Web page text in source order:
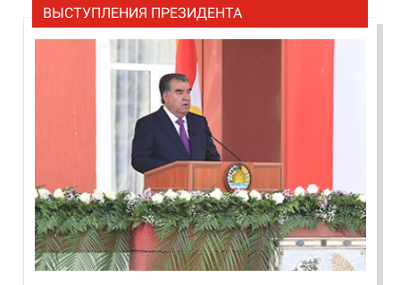
ВЫСТУПЛЕНИЯ ПРЕЗИДЕНТА